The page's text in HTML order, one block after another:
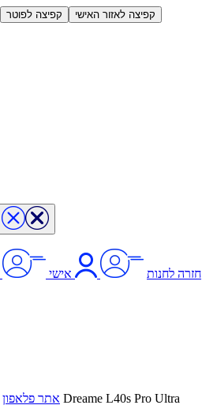
קפיצה לפוטר קפיצה לאזור האישי
חזרה לחנות אישי
אתר פלאפון שואב מקרצף רובוטי Dreame L40s Pro Ultra